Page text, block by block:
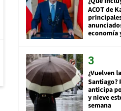
ACOT de
economía
¿Vuelven
Santiago?
anticipa
y nieve
semana